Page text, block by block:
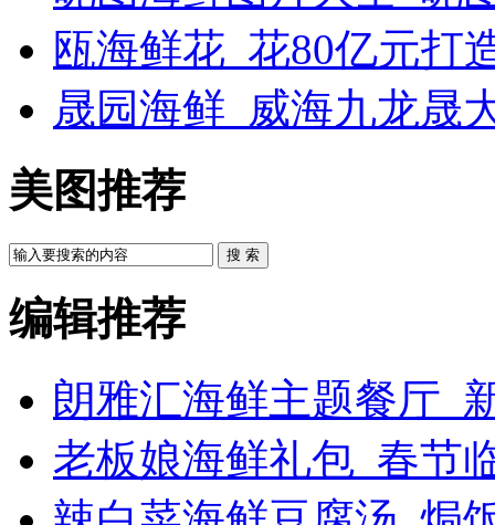
瓯海鲜花_花80亿元打
晟园海鲜_威海九龙晟
美图推荐
搜 索
编辑推荐
朗雅汇海鲜主题餐厅_
老板娘海鲜礼包_春节